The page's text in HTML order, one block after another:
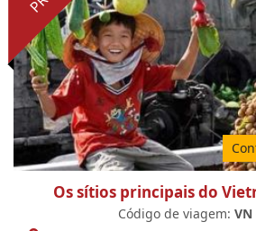
Os sítios principais do
Código de viagem: VN